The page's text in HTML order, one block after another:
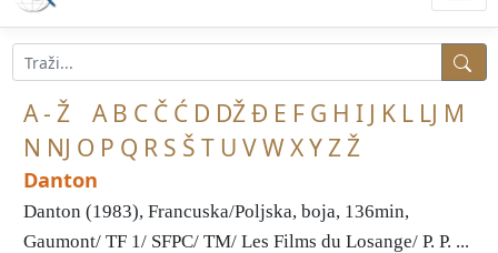
A - Ž A B C Č Ć D DŽĐ E F G H I J K L LJ M
N NJ O P Q R S Š T U VW XYZŽ
Danton
Danton (1983), Francuska/Poljska, boja, 136min,
Gaumont/ TF 1/ SFPC/ TM/ Les Films du Losange/ P. P. ...